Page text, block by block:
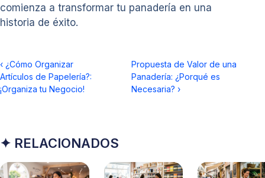
comienza a transformar tu panadería en una
historia de éxito.
‹ ¿Cómo Organizar
Artículos de Papelería?:
¡Organiza tu Negocio!
Propuesta de Valor de una
Panadería: ¿Porqué es
Necesaria? ›
✦ RELACIONADOS